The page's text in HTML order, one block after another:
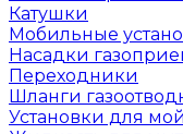
Катушки
Мобильные
Насадки
Переходники
Шланги
Установки для